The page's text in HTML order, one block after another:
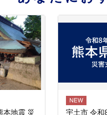
本地震 災
宇土市 令和